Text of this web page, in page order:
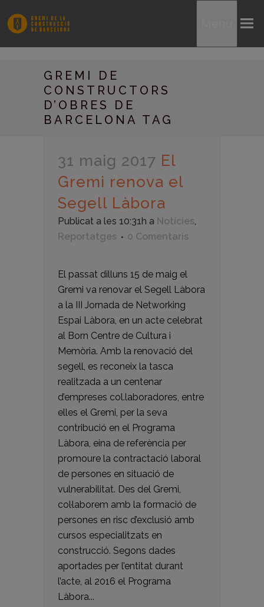
GREMI DE
CONSTRUCTORS
D’OBRES DE
BARCELONA TAG
31 maig 2017 El
Gremi renova el
Segell Làbora
Publicat a les 10:31h a Notícies,
Reportatges
0 Comentaris
El passat dilluns 15 de maig el
Gremi va renovar el Segell Làbora
a la III Jornada de Networking
Espai Làbora, en un acte celebrat
al Born Centre de Cultura i
Memòria. Amb la renovació del
segell, es reconeix la tasca
realitzada a un centenar
d’empreses col.laboradores, entre
elles el Gremi, per la seva
contribució en el Programa
Làbora, eina de referència per
promoure la contractació laboral
de persones en situació de
vulnerabilitat. Des del Gremi,
col·laborem amb la formació de
persones en risc d’exclusió amb
cursos especialitzats en
construcció. Segons dades
aportades per l’entitat durant
l’acte, al 2016 el Programa
Làbora...